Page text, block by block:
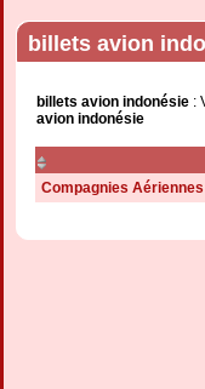
billets avion
billets avion indonésie :
avion indonésie
Compagnies